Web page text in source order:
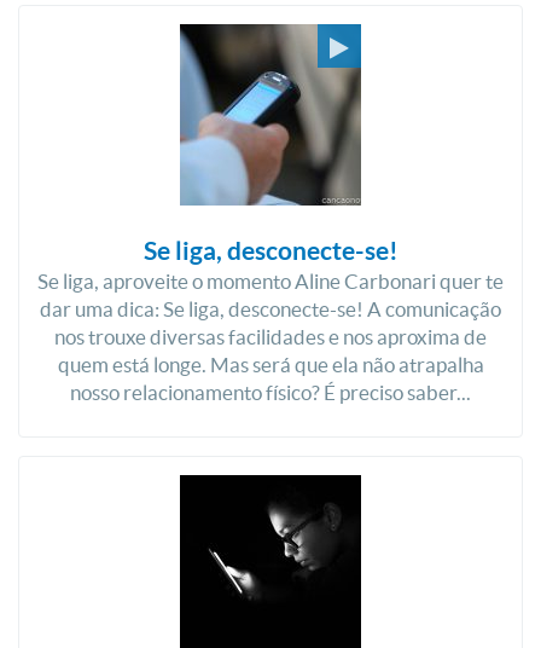
Se liga, desconecte-se!
Se liga, aproveite o momento Aline Carbonari quer te
dar uma dica: Se liga, desconecte-se! A comunicação
nos trouxe diversas facilidades e nos aproxima de
quem está longe. Mas será que ela não atrapalha
nosso relacionamento físico? É preciso saber...